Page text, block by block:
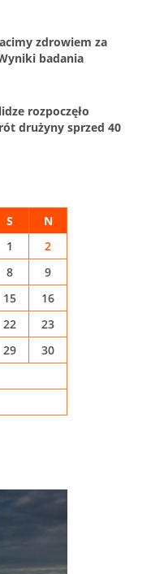
zdrowiem za
badania
rozpoczęło
drużyny sprzed 40
S N
1
2
8
9
15
16
22
23
29
30